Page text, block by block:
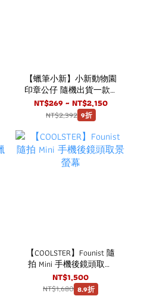
【蠟筆小新】小新動物園
印章公仔 隨機出貨一款 /
一中盒8入 strc
NT$269 ~ NT$2,150
NT$2,392 9折
【COOLSTER】Founist 隨
拍 Mini 手機後鏡頭取景
螢幕
NT$1,500
NT$1,680 8.9折